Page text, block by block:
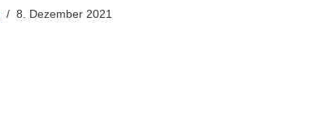
8. Dezember 2021